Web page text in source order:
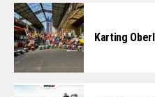
Karting